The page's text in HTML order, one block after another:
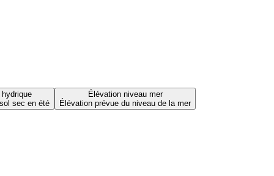
sec en été
Élévation niveau mer
Élévation prévue du niveau de la mer